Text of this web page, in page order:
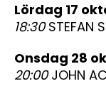
lördag 17
18:30STEFAN
onsdag 28
20:00JOHN